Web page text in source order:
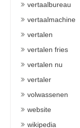
vertaalbureau
vertaalmachine
vertalen
vertalen fries
vertalen nu
vertaler
volwassenen
website
wikipedia